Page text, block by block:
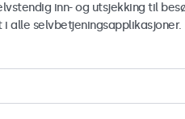
inn- og utsjekking til
alle selvbetjeningsapplikasjoner.